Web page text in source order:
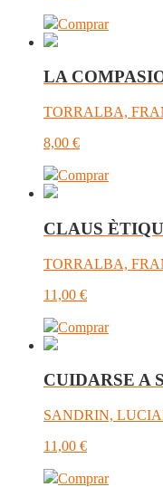
Comprar
LA
TORRALBA,
8,00 €
Comprar
CLAUS
TORRALBA,
11,00 €
Comprar
CUIDARSE A
SANDRIN,
11,00 €
Comprar